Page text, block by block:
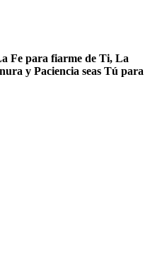
Fe para fiarme de Ti, La
y Paciencia seas Tú para